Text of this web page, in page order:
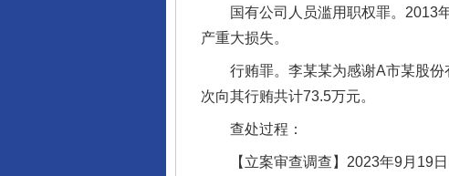
国有公司人员滥用职权罪。2013年
产重大损失。
行贿罪。李某某为感谢A市某股份
次向其行贿共计73.5万元。
查处过程：
【立案审查调查】2023年9月19日